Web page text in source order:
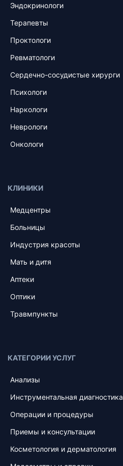
Эндокринологи
Терапевты
Проктологи
Ревматологи
Сердечно-сосудистые хирурги
Психологи
Наркологи
Неврологи
Онкологи
КЛИНИКИ
Медцентры
Больницы
Индустрия красоты
Мать и дитя
Аптеки
Оптики
Травмпункты
КАТЕГОРИИ УСЛУГ
Анализы
Инструментальная диагностика
Операции и процедуры
Приемы и консультации
Косметология и дерматология